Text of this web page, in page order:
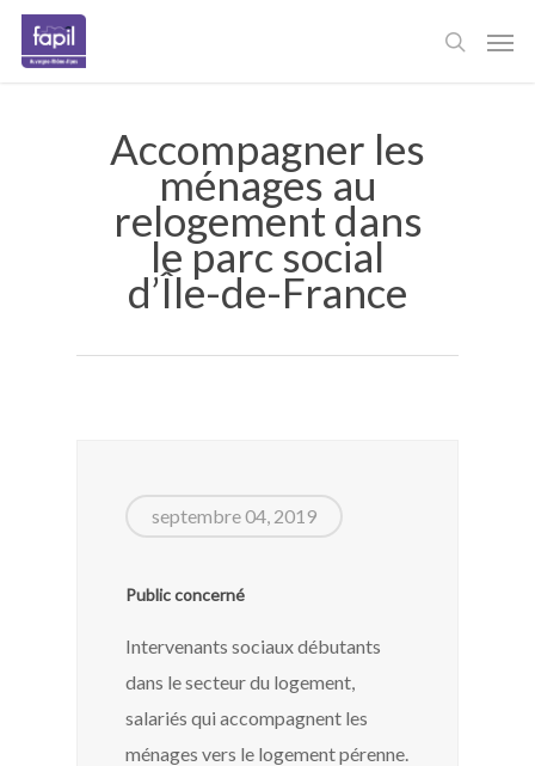
Skip
Accompagner les
ménages au
relogement dans
le parc social
d’Île-de-France
septembre 04, 2019
Public concerné
Intervenants sociaux débutants
dans le secteur du logement,
salariés qui accompagnent les
ménages vers le logement pérenne.